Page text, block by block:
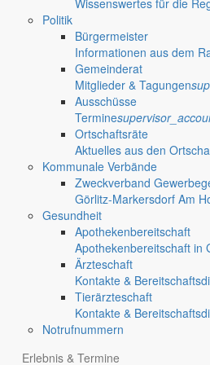
Wissenswertes für die
Politik
Bürgermeister
Informationen aus dem
Gemeinderat
Mitglieder & Tagungen
Ausschüsse
Termine
Ortschaftsräte
Aktuelles aus den
Kommunale Verbände
Zweckverband
Görlitz-Markersdorf Am
Gesundheit
Apothekenbereitschaft
Apothekenbereitschaft in
Ärzteschaft
Kontakte &
Tierärzteschaft
Kontakte &
Notrufnummern
Erlebnis & Termine
viel Erfolg.
erschienen im Schöpsboten vom Mai 2024.
Bilder aus
e.V.